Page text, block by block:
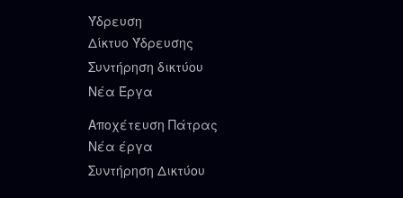
Ύδρευση
Δίκτυο Ύδρευσης
Συντήρηση δικτύου
Νέα Έργα
Αποχέτευση Πάτρας
Νέα έργα
Συντήρηση Δικτύου